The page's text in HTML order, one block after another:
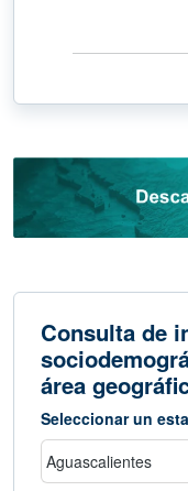
Consulta de
área
Seleccionar un